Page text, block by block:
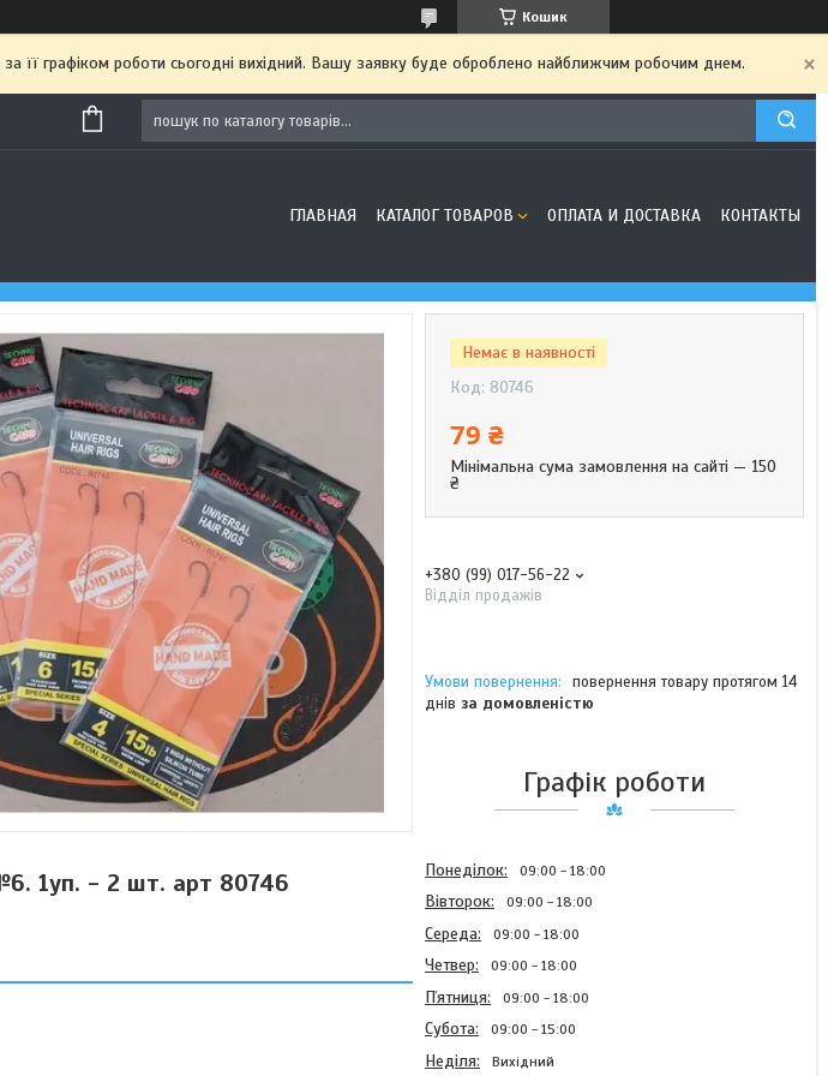
Кошик
її графіком роботи сьогодні вихідний. Вашу заявку буде оброблено найближчим робочим днем.
ГЛАВНАЯ КАТАЛОГ ТОВАРОВ ОПЛАТА И ДОСТАВКА КОНТАКТЫ
1уп. - 2 шт. арт 80746
Немає в наявності
Код: 80746
79 ₴
Мінімальна сума замовлення на сайті — 150
₴
+380 (99) 017-56-22
Відділ продажів
повернення товару протягом 14
днів за домовленістю
Графік роботи
Понеділок 09:00 18:00
Вівторок 09:00 18:00
Середа 09:00 18:00
Четвер 09:00 18:00
Пʼятниця 09:00 18:00
Субота 09:00 15:00
Неділя Вихідний